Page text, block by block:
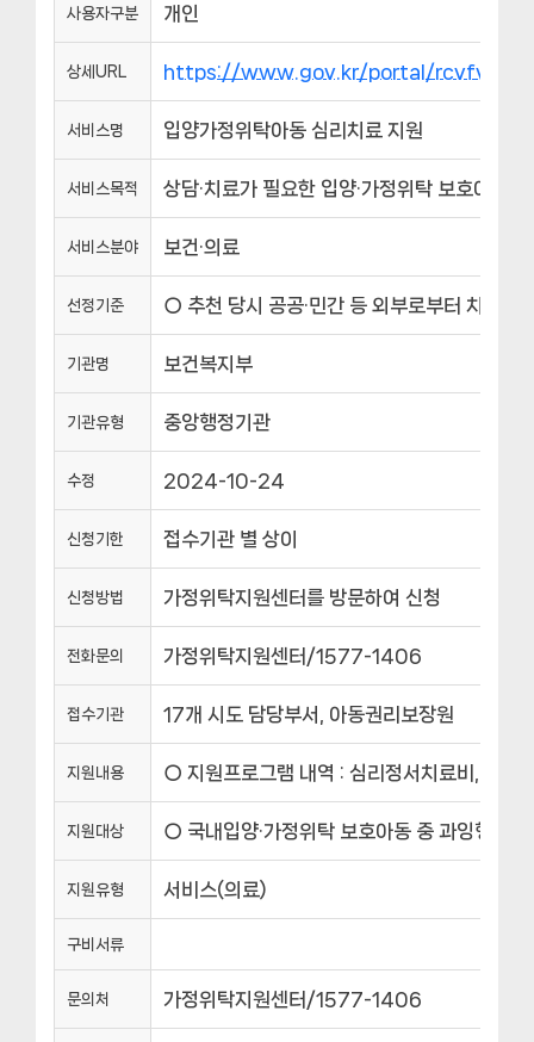
사용자구분 개인
상세URL https://www.gov.kr/portal/
서비스명 입양가정위탁아동 심리치료 지원
서비스목적 상담·치료가 필요한 입양·가정위탁 보호아동
서비스분야 보건·의료
선정기준 ○ 추천 당시 공공·민간 등 외부로부터 치료비
기관명 보건복지부
기관유형 중앙행정기관
수정 2024-10-24
신청기한 접수기관 별 상이
신청방법 가정위탁지원센터를 방문하여 신청
전화문의 가정위탁지원센터/1577-1406
접수기관 17개 시도 담당부서, 아동권리보장원
지원내용 ○ 지원프로그램 내역 : 심리정서치료비, 검사
지원대상 ○ 국내입양·가정위탁 보호아동 중 과잉행동
지원유형 서비스(의료)
구비서류
문의처 가정위탁지원센터/1577-1406